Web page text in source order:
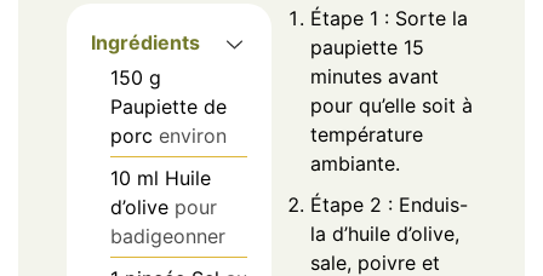
Ingrédients
150 g
Paupiette de
porc environ
10 ml Huile
d’olive pour
badigeonner
Étape 1 : Sorte la
paupiette 15
minutes avant
pour qu’elle soit à
température
ambiante.
Étape 2 : Enduis-
la d’huile d’olive,
sale, poivre et